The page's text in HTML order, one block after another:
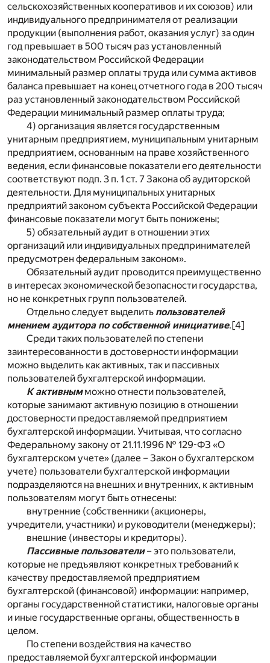
сельскохозяйственных кооперативов и их союзов) или
индивидуального предпринимателя от реализации
продукции (выполнения работ, оказания услуг) за один
год превышает в 500 тысяч раз установленный
законодательством Российской Федерации
минимальный размер оплаты труда или сумма активов
баланса превышает на конец отчетного года в 200 тысяч
раз установленный законодательством Российской
Федерации минимальный размер оплаты труда;
4) организация является государственным
унитарным предприятием, муниципальным унитарным
предприятием, основанным на праве хозяйственного
ведения, если финансовые показатели его деятельности
соответствуют подп. 3 п. 1 ст. 7 Закона об аудиторской
деятельности. Для муниципальных унитарных
предприятий законом субъекта Российской Федерации
финансовые показатели могут быть понижены;
5) обязательный аудит в отношении этих
организаций или индивидуальных предпринимателей
предусмотрен федеральным законом».
Обязательный аудит проводится преимущественно
в интересах экономической безопасности государства,
но не конкретных групп пользователей.
Отдельно следует выделить пользователей
мнением аудитора по собственной инициативе. [4]
Среди таких пользователей по степени
заинтересованности в достоверности информации
можно выделить как активных, так и пассивных
пользователей бухгалтерской информации.
К активнымможно отнести пользователей,
которые занимают активную позицию в отношении
достоверности предоставляемой предприятием
бухгалтерской информации. Учитывая, что согласно
Федеральному закону от 21.11.1996 № 129-ФЗ «О
бухгалтерском учете» (далее – Закон о бухгалтерском
учете) пользователи бухгалтерской информации
подразделяются на внешних и внутренних, к активным
пользователям могут быть отнесены:
внутренние (собственники (акционеры,
учредители, участники) и руководители (менеджеры);
внешние (инвесторы и кредиторы).
Пассивные пользователи– это пользователи,
которые не предъявляют конкретных требований к
качеству предоставляемой предприятием
бухгалтерской (финансовой) информации: например,
органы государственной статистики, налоговые органы
и иные государственные органы, общественность в
целом.
По степени воздействия на качество
предоставляемой бухгалтерской информации